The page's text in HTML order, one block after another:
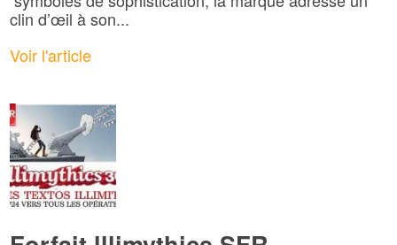
clin d’œil à son...
Voir l'article